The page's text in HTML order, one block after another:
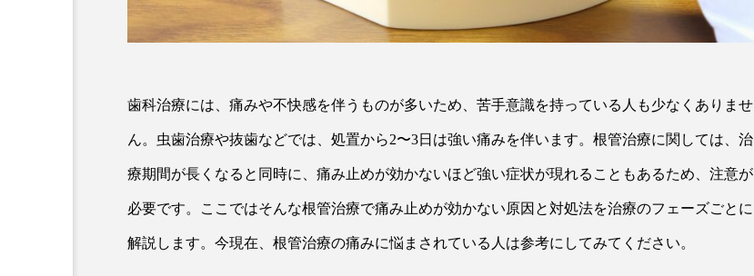
歯科治療には、痛みや不快感を伴うものが多いため、苦手意識を持っている人も少なくありませ
ん。虫歯治療や抜歯などでは、処置から2〜3日は強い痛みを伴います。根管治療に関しては、治
療期間が長くなると同時に、痛み止めが効かないほど強い症状が現れることもあるため、注意が
必要です。ここではそんな根管治療で痛み止めが効かない原因と対処法を治療のフェーズごとに
解説します。今現在、根管治療の痛みに悩まされている人は参考にしてみてください。